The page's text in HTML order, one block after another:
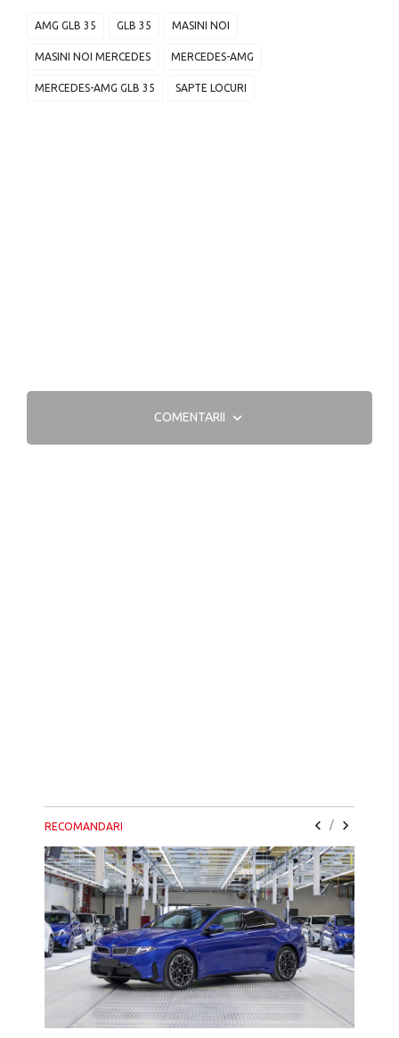
AMG GLB 35 GLB 35 MASINI NOI
MASINI NOI MERCEDES MERCEDES-AMG
MERCEDES-AMG GLB 35 SAPTE LOCURI
COMENTARII
RECOMANDARI /